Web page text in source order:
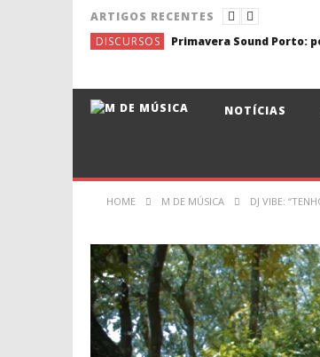
ARTIGOS RECENTES
DISCURSOS
NOTÍCIAS
HOME M DE MÚSICA DJ VIBE: